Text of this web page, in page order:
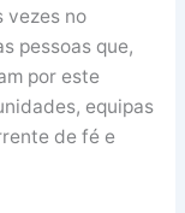
vezes no
pessoas que,
por este
equipas
de fé e